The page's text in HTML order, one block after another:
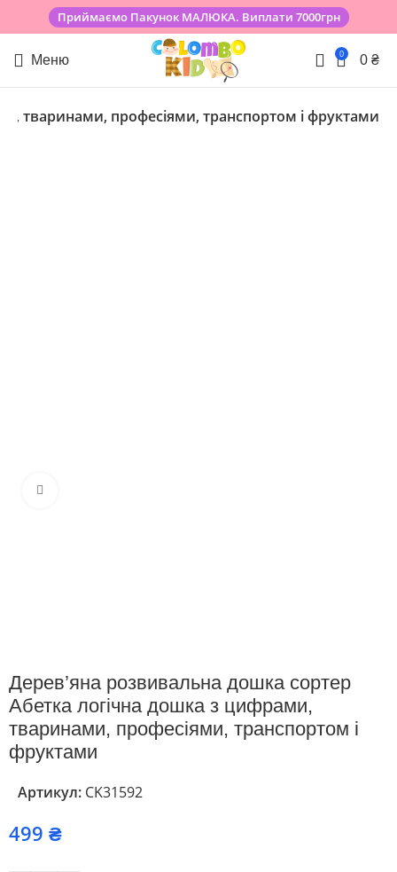
Приймаємо Пакунок МАЛЮКА. Виплати 7000грн
Меню 0 0 ₴
тваринами, професіями, транспортом і фруктами
Дерев’яна розвивальна дошка сортер
Абетка логічна дошка з цифрами,
тваринами, професіями, транспортом і
фруктами
Артикул: CK31592
₴